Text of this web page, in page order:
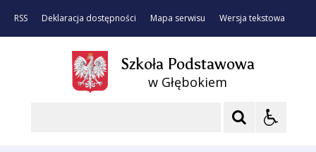
RSS Deklaracja dostępności Mapa serwisu Wersja tekstowa
Szkoła Podstawowa
w Głębokiem